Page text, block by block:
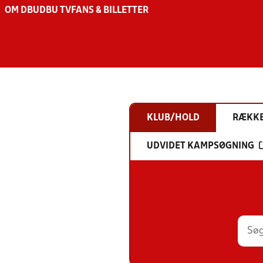
OM DBU DBU TV FANS & BILLETTER
KLUB/HOLD
UDVIDET KAMPSØGNING